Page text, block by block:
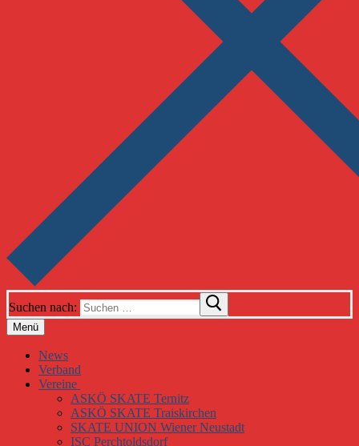
Suchen nach:
Menü
News
Verband
Vereine
ASKÖ SKATE Ternitz
ASKÖ SKATE Traiskirchen
SKATE UNION Wiener Neustadt
ISC Perchtoldsdorf